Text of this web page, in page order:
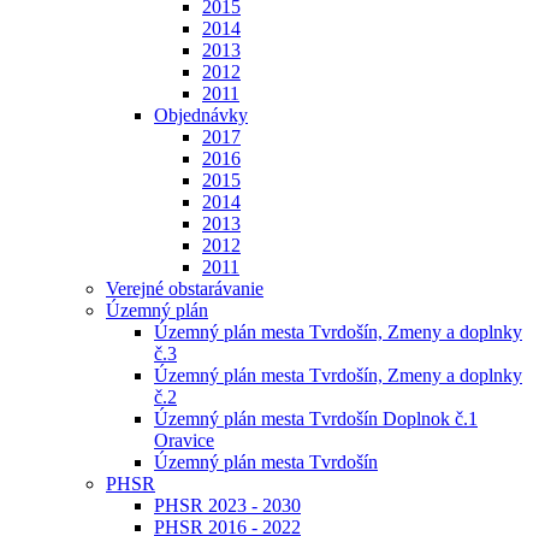
2015
2014
2013
2012
2011
Objednávky
2017
2016
2015
2014
2013
2012
2011
Verejné obstarávanie
Územný plán
Územný plán mesta Tvrdošín, Zmeny a doplnky
č.3
Územný plán mesta Tvrdošín, Zmeny a doplnky
č.2
Územný plán mesta Tvrdošín Doplnok č.1
Oravice
Územný plán mesta Tvrdošín
PHSR
PHSR 2023 - 2030
PHSR 2016 - 2022